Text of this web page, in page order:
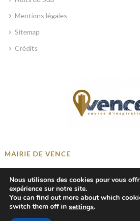
Mentions légales
Sitemap
Crédits
MAIRIE DE VENCE
+33 4 93 58 41 00
mairie@ville-vence.fr
Nous utilisons des cookies pour vous
expérience sur notre site.
You can find out more about which
switch them off in settings.